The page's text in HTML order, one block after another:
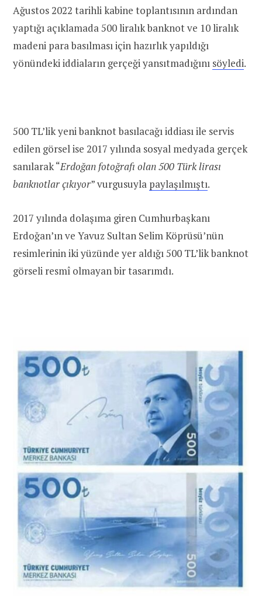
Ağustos 2022 tarihli kabine toplantısının ardından
yaptığı açıklamada 500 liralık banknot ve 10 liralık
madeni para basılması için hazırlık yapıldığı
yönündeki iddiaların gerçeği yansıtmadığını söyledi.
500 TL’lik yeni banknot basılacağı iddiası ile servis
edilen görsel ise 2017 yılında sosyal medyada gerçek
sanılarak “Erdoğan fotoğrafı olan 500 Türk lirası
banknotlar çıkıyor” vurgusuyla paylaşılmıştı.
2017 yılında dolaşıma giren Cumhurbaşkanı
Erdoğan’ın ve Yavuz Sultan Selim Köprüsü’nün
resimlerinin iki yüzünde yer aldığı 500 TL’lik banknot
görseli resmî olmayan bir tasarımdı.